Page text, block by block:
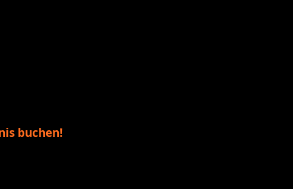
buchen!